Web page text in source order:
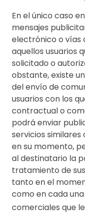
En el único caso
mensajes
electrónico o vías
aquellos usuarios
solicitado o
obstante, existe
del envío de
usuarios con los
contractual o
podrá enviar
servicios
en su momento,
al destinatario la
tratamiento de
tanto en el
como en cada
comerciales que